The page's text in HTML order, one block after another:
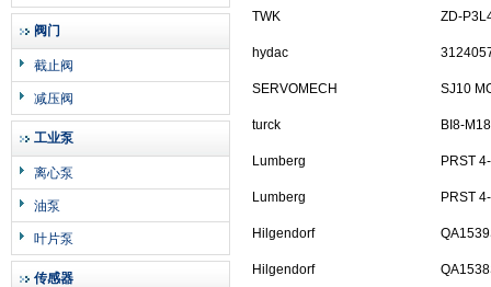
阀门
截止阀
减压阀
工业泵
离心泵
油泵
叶片泵
传感器
TWK ZD-
hydac
SERVOMECH SJ10
turck BI8-
Lumberg PRST
Lumberg PRST
Hilgendorf
Hilgendorf